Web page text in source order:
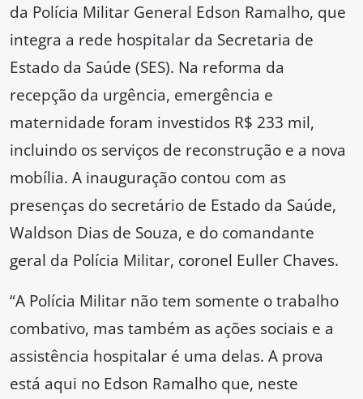
da Polícia Militar General Edson Ramalho, que
integra a rede hospitalar da Secretaria de
Estado da Saúde (SES). Na reforma da
recepção da urgência, emergência e
maternidade foram investidos R$ 233 mil,
incluindo os serviços de reconstrução e a nova
mobília. A inauguração contou com as
presenças do secretário de Estado da Saúde,
Waldson Dias de Souza, e do comandante
geral da Polícia Militar, coronel Euller Chaves.
“A Polícia Militar não tem somente o trabalho
combativo, mas também as ações sociais e a
assistência hospitalar é uma delas. A prova
está aqui no Edson Ramalho que, neste